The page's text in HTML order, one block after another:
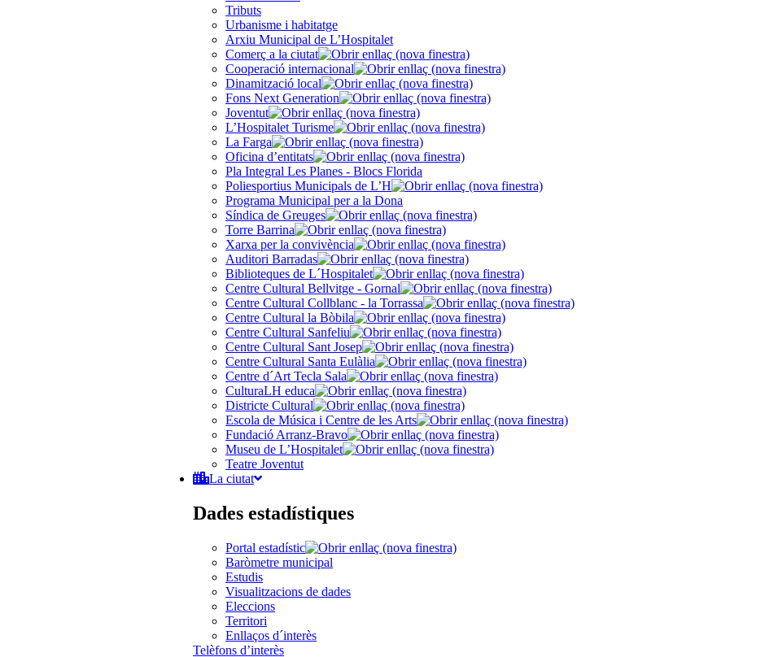
Tributs
Urbanisme i habitatge
Arxiu Municipal de L’Hospitalet
Comerç a la ciutat
Cooperació internacional
Dinamització local
Fons Next Generation
Joventut
L’Hospitalet Turisme
La Farga
Oficina d’entitats
Pla Integral Les Planes - Blocs Florida
Poliesportius Municipals de L’H
Programa Municipal per a la Dona
Síndica de Greuges
Torre Barrina
Xarxa per la convivència
Auditori Barradas
Biblioteques de L´Hospitalet
Centre Cultural Bellvitge - Gornal
Centre Cultural Collblanc - la Torrassa
Centre Cultural la Bòbila
Centre Cultural Sanfeliu
Centre Cultural Sant Josep
Centre Cultural Santa Eulàlia
Centre d´Art Tecla Sala
CulturaLH educa
Districte Cultural
Escola de Música i Centre de les Arts
Fundació Arranz-Bravo
Museu de L’Hospitalet
Teatre Joventut
La ciutat
Dades estadístiques
Portal estadístic
Baròmetre municipal
Estudis
Visualitzacions de dades
Eleccions
Territori
Enllaços d´interès
Telèfons d’interès